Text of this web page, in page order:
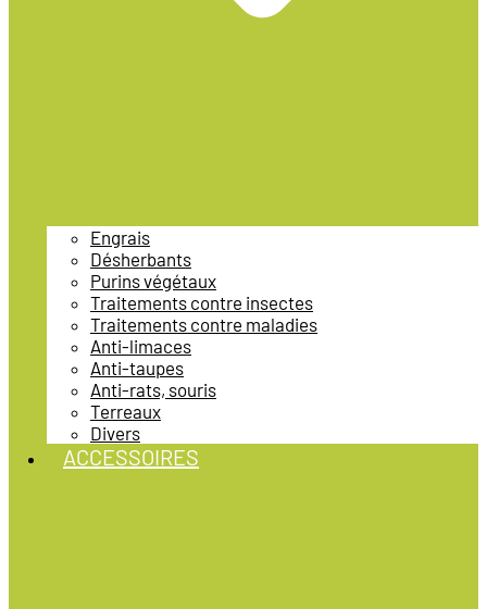
Engrais
Désherbants
Purins végétaux
Traitements contre insectes
Traitements contre maladies
Anti-limaces
Anti-taupes
Anti-rats, souris
Terreaux
Divers
ACCESSOIRES